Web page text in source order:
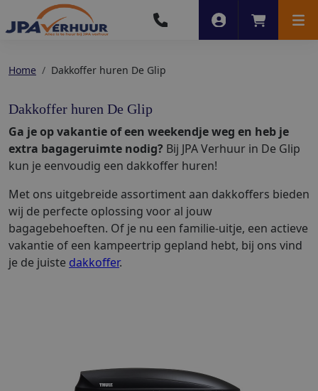
Account
Home Dakkoffer huren De Glip
Dakkoffer huren De Glip
Ga je op vakantie of een weekendje weg en heb je
extra bagageruimte nodig? Bij JPA Verhuur in De Glip
kun je eenvoudig een dakkoffer huren!
Met ons uitgebreide assortiment aan dakkoffers bieden
wij de perfecte oplossing voor al jouw
bagagebehoeften. Of je nu een familie-uitje, een actieve
vakantie of een kampeertrip gepland hebt, bij ons vind
je de juiste dakkoffer.